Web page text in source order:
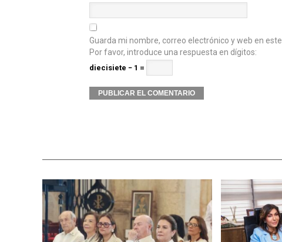
Guarda mi nombre, correo electrónico y web en
Por favor, introduce una respuesta en dígitos:
diecisiete − 1 =